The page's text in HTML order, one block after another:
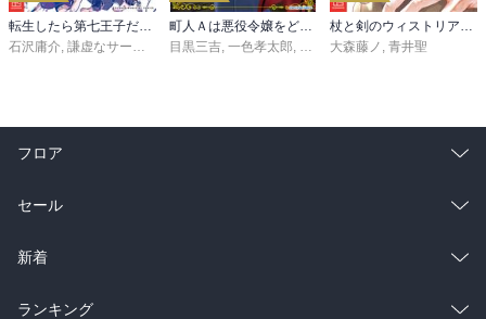
石沢庸介 謙虚なサークル メル。
目黒三吉 一色孝太郎 Parum大森藤ノ 青井聖
フロア
総合
ラノベ
雑誌・グラビア
セール
総合
ラノベ
新着
総合
ランキング